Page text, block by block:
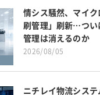
情シス騒然、マイ
刷管理」刷新…つい
管理は消えるのか
2026/08/05
ニチレイ物流システ